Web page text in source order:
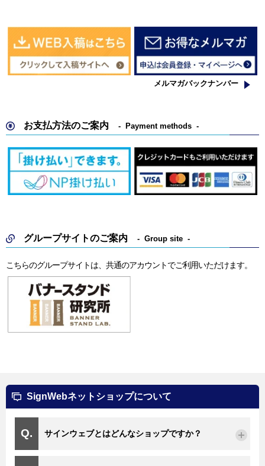
メルマガバックナンバー
お支払方法のご案内 Payment methods
グループサイトのご案内 Group site
こちらのグループサイトは、共通のアカウントでご利用いただけます。
SignWebネットショップについて
サインウェブとはどんなショップですか？